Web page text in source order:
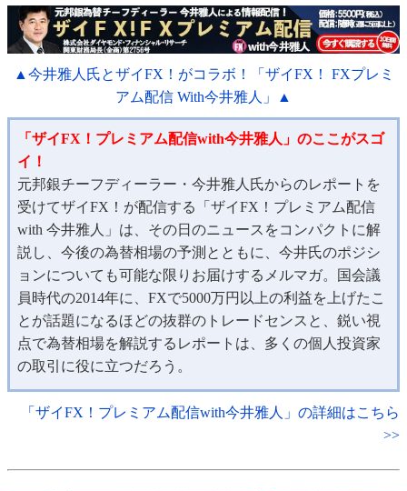
▲今井雅人氏とザイFX！がコラボ！「ザイFX！ FXプレミ
アム配信 With今井雅人」▲
「ザイFX！プレミアム配信with今井雅人」のここがスゴ
イ！
元邦銀チーフディーラー・今井雅人氏からのレポートを
受けてザイFX！が配信する「ザイFX！プレミアム配信
with 今井雅人」は、その日のニュースをコンパクトに解
説し、今後の為替相場の予測とともに、今井氏のポジシ
ョンについても可能な限りお届けするメルマガ。国会議
員時代の2014年に、FXで5000万円以上の利益を上げたこ
とが話題になるほどの抜群のトレードセンスと、鋭い視
点で為替相場を解説するレポートは、多くの個人投資家
の取引に役に立つだろう。
「ザイFX！プレミアム配信with今井雅人」の詳細はこちら
>>